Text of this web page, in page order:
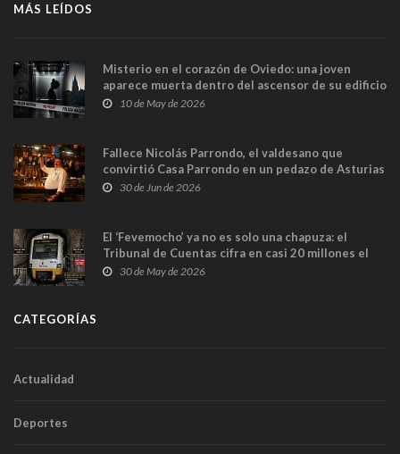
MÁS LEÍDOS
Misterio en el corazón de Oviedo: una joven
aparece muerta dentro del ascensor de su edificio
y las cámaras captan sus últimos minutos
10 de May de 2026
Fallece Nicolás Parrondo, el valdesano que
convirtió Casa Parrondo en un pedazo de Asturias
en Madrid
30 de Jun de 2026
El ‘Fevemocho’ ya no es solo una chapuza: el
Tribunal de Cuentas cifra en casi 20 millones el
sobrecoste de los trenes que no cabían por los
30 de May de 2026
CATEGORÍAS
Actualidad
Deportes